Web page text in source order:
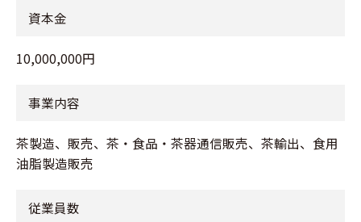
資本金
10,000,000円
事業内容
茶製造、販売、茶・食品・茶器通信販売、茶輸出、食用
油脂製造販売
従業員数